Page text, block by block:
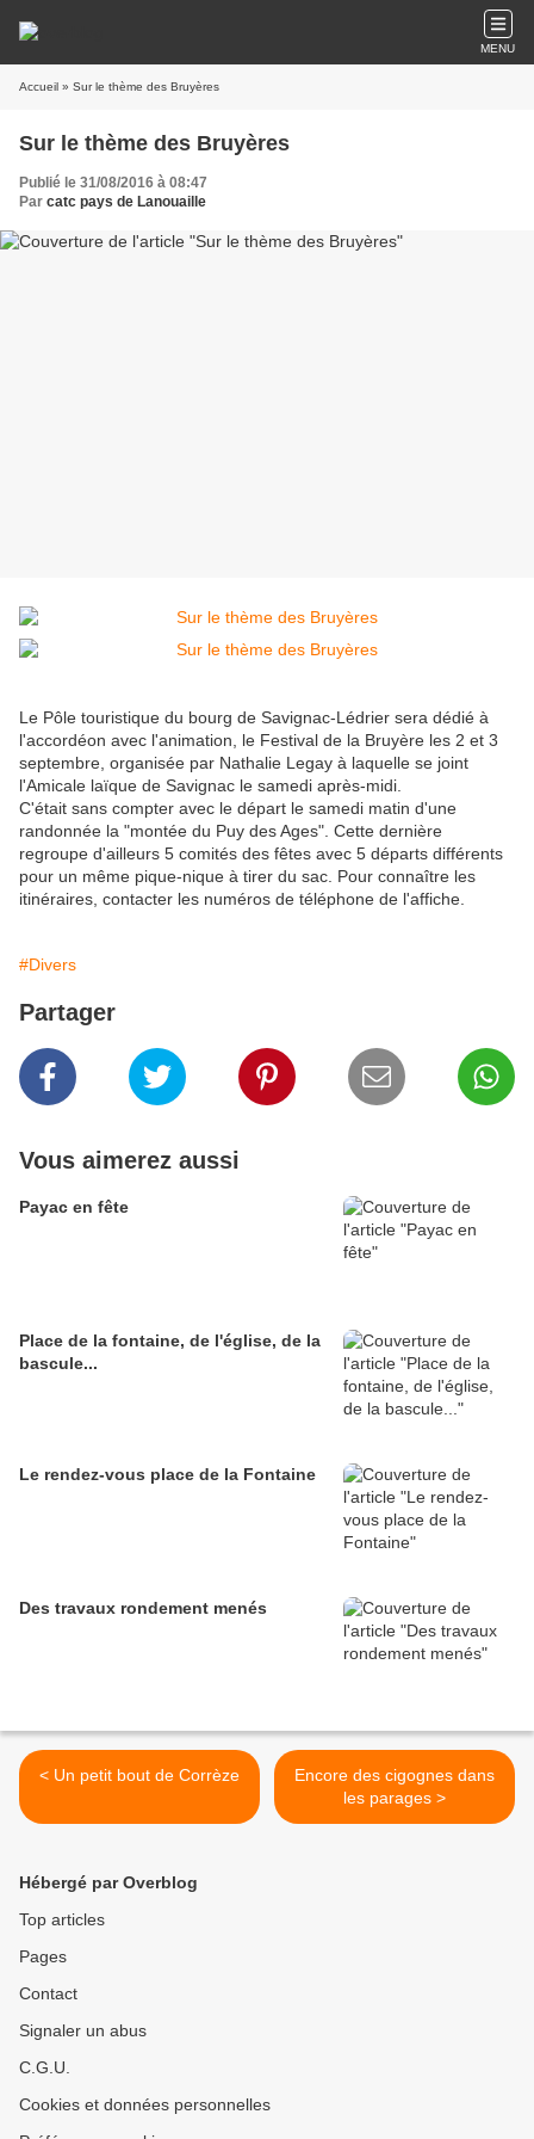
MENU
Accueil » Sur le thème des Bruyères
Sur le thème des Bruyères
Publié le 31/08/2016 à 08:47
Par catc pays de Lanouaille
Le Pôle touristique du bourg de Savignac-Lédrier sera dédié à
l'accordéon avec l'animation, le Festival de la Bruyère les 2 et 3
septembre, organisée par Nathalie Legay à laquelle se joint
l'Amicale laïque de Savignac le samedi après-midi.
C'était sans compter avec le départ le samedi matin d'une
randonnée la "montée du Puy des Ages". Cette dernière
regroupe d'ailleurs 5 comités des fêtes avec 5 départs différents
pour un même pique-nique à tirer du sac. Pour connaître les
itinéraires, contacter les numéros de téléphone de l'affiche.
#Divers
Partager
Vous aimerez aussi
Payac en fête
Place de la fontaine, de l'église, de la
bascule...
Le rendez-vous place de la Fontaine
Des travaux rondement menés
< Un petit bout de Corrèze
Encore des cigognes dans
les parages >
Hébergé par Overblog
Top articles
Pages
Contact
Signaler un abus
C.G.U.
Cookies et données personnelles